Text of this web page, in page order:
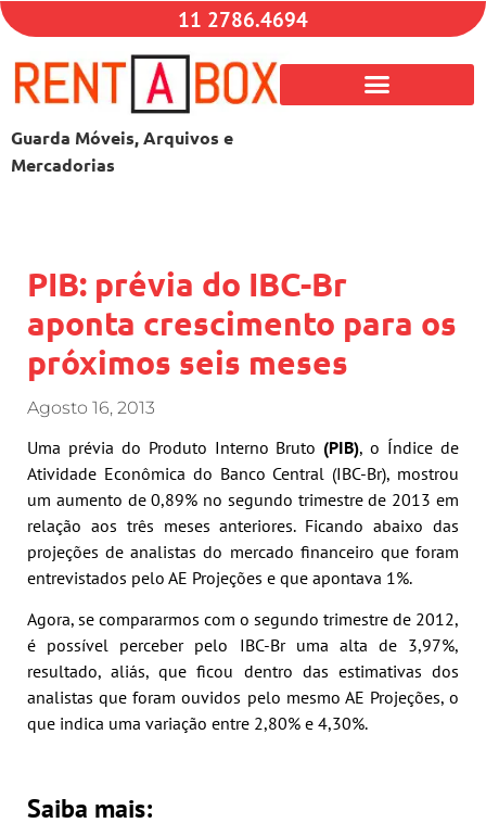
11 2786.4694
Guarda Móveis, Arquivos e
Mercadorias
PIB: prévia do IBC-Br
aponta crescimento para os
próximos seis meses
Agosto 16, 2013
Uma prévia do Produto Interno Bruto (PIB), o Índice de
Atividade Econômica do Banco Central (IBC-Br), mostrou
um aumento de 0,89% no segundo trimestre de 2013 em
relação aos três meses anteriores. Ficando abaixo das
projeções de analistas do mercado financeiro que foram
entrevistados pelo AE Projeções e que apontava 1%.
Agora, se compararmos com o segundo trimestre de 2012,
é possível perceber pelo IBC-Br uma alta de 3,97%,
resultado, aliás, que ficou dentro das estimativas dos
analistas que foram ouvidos pelo mesmo AE Projeções, o
que indica uma variação entre 2,80% e 4,30%.
Saiba mais: